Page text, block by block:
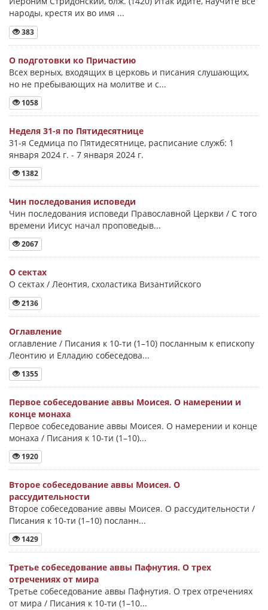
народы, крестя их во имя ...
383
О подготовки ко Причастию
Всех верных, входящих в церковь и писания слушающих,
но не пребывающих на молитве и с...
1058
Неделя 31-я по Пятидесятнице
31-я Седмица по Пятидесятнице, расписание служб: 1
января 2024 г. - 7 января 2024 г.
1382
Чин последования исповеди
Чин последования исповеди Православной Церкви / С того
времени Иисус начал проповедыв...
2067
О сектах
О сектах / Леонтия, схоластика Византийского
2136
Оглавление
оглавление / Писания к 10-ти (1–10) посланным к епископу
Леонтию и Елладию собеседова...
1355
Первое собеседование аввы Моисея. О намерении и
конце монаха
Первое собеседование аввы Моисея. О намерении и конце
монаха / Писания к 10-ти (1–10)...
1920
Второе собеседование аввы Моисея. О
рассудительности
Второе собеседование аввы Моисея. О рассудительности /
Писания к 10-ти (1–10) посланн...
1429
Третье собеседование аввы Пафнутия. О трех
отречениях от мира
Третье собеседование аввы Пафнутия. О трех отречениях
от мира / Писания к 10-ти (1–10...